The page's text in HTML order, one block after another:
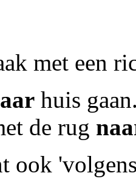
met een
huis
de rug
ook